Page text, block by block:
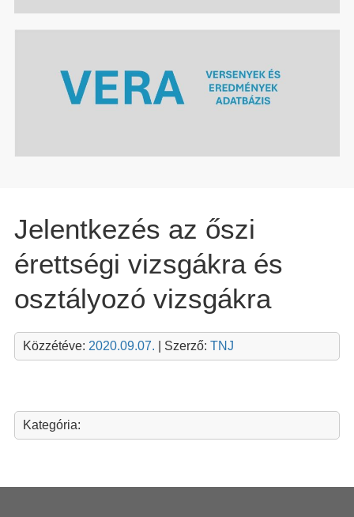
Jelentkezés az őszi
érettségi vizsgákra és
osztályozó vizsgákra
Közzétéve: 2020.09.07. | Szerző: TNJ
Kategória: